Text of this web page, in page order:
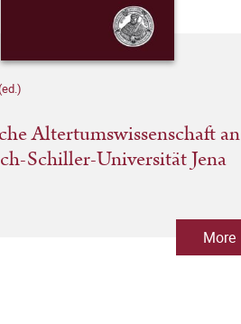
Altertumswissenschaft an
Schiller-Universität Jena
More